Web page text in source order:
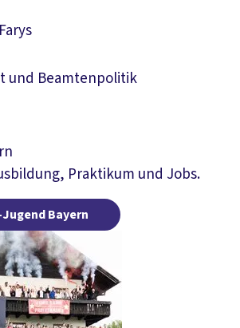
und Beamtenpolitik
Praktikum und Jobs.
Bayern Zur Seite der